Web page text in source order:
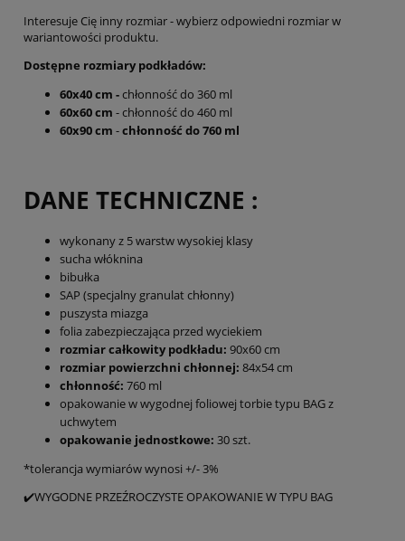
Interesuje Cię inny rozmiar - wybierz odpowiedni rozmiar w
wariantowości produktu.
Dostępne rozmiary podkładów:
60x40 cm -chłonność do 360 ml
60x60 cm - chłonność do 460 ml
60x90 cm -chłonność do 760 ml
DANE TECHNICZNE :
wykonany z 5 warstw wysokiej klasy
sucha włóknina
bibułka
SAP (specjalny granulat chłonny)
puszysta miazga
folia zabezpieczająca przed wyciekiem
rozmiar całkowity podkładu: 90x60 cm
rozmiar powierzchni chłonnej: 84x54 cm
chłonność: 760 ml
opakowanie w wygodnej foliowej torbie typu BAG z
uchwytem
opakowanie jednostkowe: 30 szt.
*tolerancja wymiarów wynosi +/- 3%
✔️WYGODNE PRZEŹROCZYSTE OPAKOWANIE W TYPU BAG